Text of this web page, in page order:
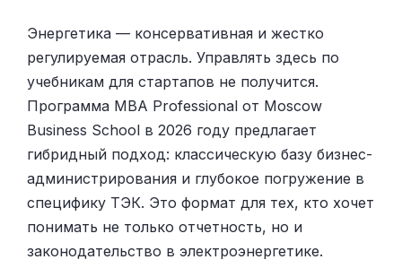
Энергетика — консервативная и жестко
регулируемая отрасль. Управлять здесь по
учебникам для стартапов не получится.
Программа MBA Professional от Moscow
Business School в 2026 году предлагает
гибридный подход: классическую базу бизнес-
администрирования и глубокое погружение в
специфику ТЭК. Это формат для тех, кто хочет
понимать не только отчетность, но и
законодательство в электроэнергетике.